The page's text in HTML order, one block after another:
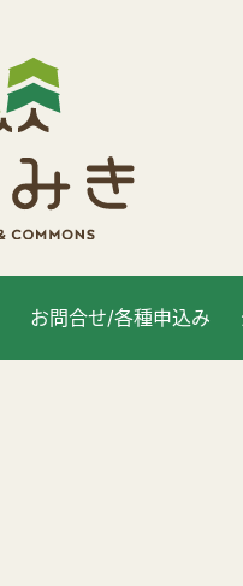
お問合せ/各種申込み